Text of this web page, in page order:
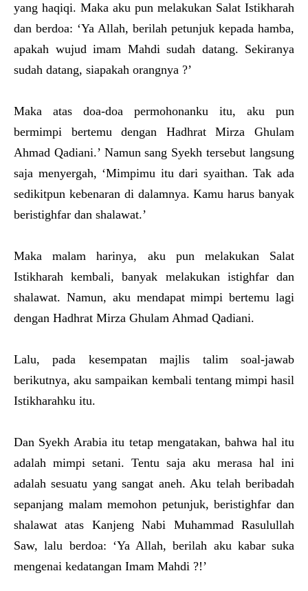
yang haqiqi. Maka aku pun melakukan Salat Istikharah
dan berdoa: ‘Ya Allah, berilah petunjuk kepada hamba,
apakah wujud imam Mahdi sudah datang. Sekiranya
sudah datang, siapakah orangnya ?’
Maka atas doa-doa permohonanku itu, aku pun
bermimpi bertemu dengan Hadhrat Mirza Ghulam
Ahmad Qadiani.’ Namun sang Syekh tersebut langsung
saja menyergah, ‘Mimpimu itu dari syaithan. Tak ada
sedikitpun kebenaran di dalamnya. Kamu harus banyak
beristighfar dan shalawat.’
Maka malam harinya, aku pun melakukan Salat
Istikharah kembali, banyak melakukan istighfar dan
shalawat. Namun, aku mendapat mimpi bertemu lagi
dengan Hadhrat Mirza Ghulam Ahmad Qadiani.
Lalu, pada kesempatan majlis talim soal-jawab
berikutnya, aku sampaikan kembali tentang mimpi hasil
Istikharahku itu.
Dan Syekh Arabia itu tetap mengatakan, bahwa hal itu
adalah mimpi setani. Tentu saja aku merasa hal ini
adalah sesuatu yang sangat aneh. Aku telah beribadah
sepanjang malam memohon petunjuk, beristighfar dan
shalawat atas Kanjeng Nabi Muhammad Rasulullah
Saw, lalu berdoa: ‘Ya Allah, berilah aku kabar suka
mengenai kedatangan Imam Mahdi ?!’